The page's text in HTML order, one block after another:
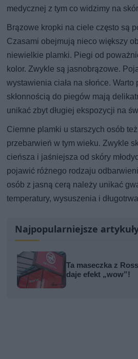
medycznej z tym co widzimy na
Brązowe kropki na ciele często są
Czasami obejmują nieco większy
niewielkie plamki. Piegi od
kolor. Zwykle są jasnobrązowe.
wystawienia ciała na słońce.
skłonnością do piegów mają
unikać zbyt długiej ekspozycji na
Ciemne plamki u starszych osób
przebarwień w tym wieku. Zwykle
cieńsza i jaśniejsza od skóry
pojawić różnego rodzaju
osób z jasną cerą należy unikać
temperatury, wysuszenia i
Najpopularniejsze
Ta maseczka z
daje efekt „wow”!